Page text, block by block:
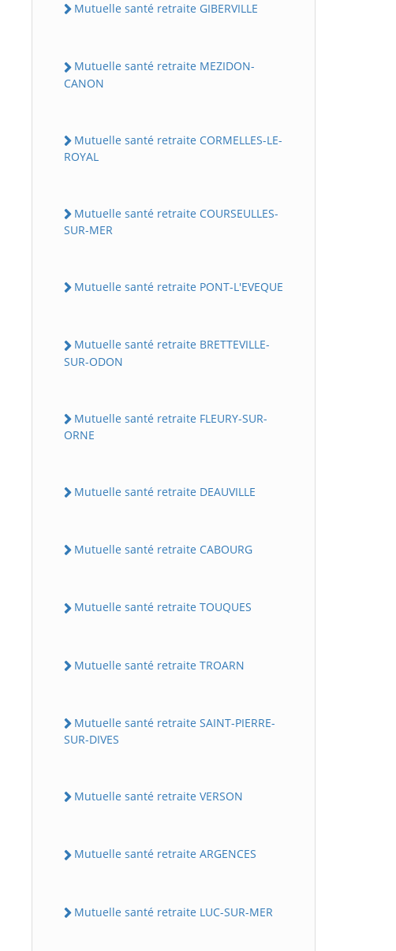
Mutuelle santé retraite GIBERVILLE
Mutuelle santé retraite MEZIDON-
CANON
Mutuelle santé retraite CORMELLES-LE-
ROYAL
Mutuelle santé retraite COURSEULLES-
SUR-MER
Mutuelle santé retraite PONT-L'EVEQUE
Mutuelle santé retraite BRETTEVILLE-
SUR-ODON
Mutuelle santé retraite FLEURY-SUR-
ORNE
Mutuelle santé retraite DEAUVILLE
Mutuelle santé retraite CABOURG
Mutuelle santé retraite TOUQUES
Mutuelle santé retraite TROARN
Mutuelle santé retraite SAINT-PIERRE-
SUR-DIVES
Mutuelle santé retraite VERSON
Mutuelle santé retraite ARGENCES
Mutuelle santé retraite LUC-SUR-MER